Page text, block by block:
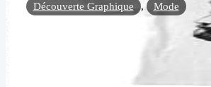
Découverte Graphique , Mode